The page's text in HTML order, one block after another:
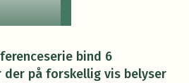
bind 6
på forskellig vis belyser